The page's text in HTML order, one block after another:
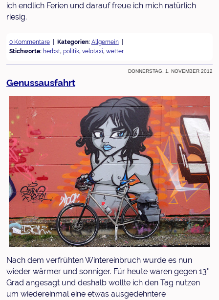
ich endlich Ferien und darauf freue ich mich natürlich
riesig.
0 Kommentare Kategorien: Allgemein
Stichworte: herbst, politik, velotaxi, wetter
Donnerstag, 1. November 2012
Genussausfahrt
Nach dem verfrühten Wintereinbruch wurde es nun
wieder wärmer und sonniger. Für heute waren gegen 13°
Grad angesagt und deshalb wollte ich den Tag nutzen
um wiedereinmal eine etwas ausgedehntere